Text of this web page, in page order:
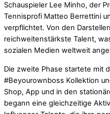
Schauspieler Lee Minho, der
Tennisprofi Matteo Berrettini
verpflichtet. Von den
reichweitenstärkste Talent,
sozialen Medien weltweit
Die zweite Phase startete mit
#Beyourownboss Kollektion
Shop, App und in den
begann eine gleichzeitige